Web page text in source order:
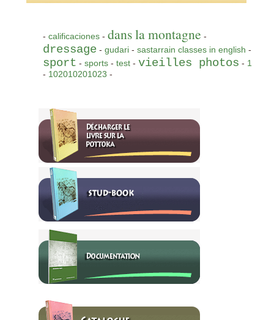
- calificaciones- dans la montagne -
dressage - gudari- sastarrain classes in english -
sport - sports- test- vieilles photos - 1
- 102010201023 -